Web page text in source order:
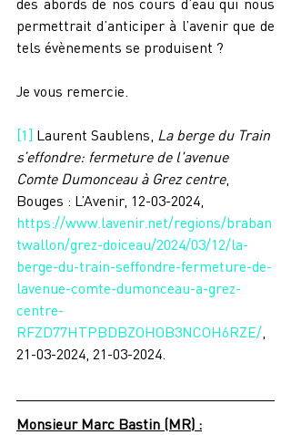
des abords de nos cours d’eau qui nous
permettrait d’anticiper à l’avenir que de
tels évènements se produisent ?
Je vous remercie.
[1] Laurent Saublens, La berge du Train
s’effondre: fermeture de l'avenue
Comte Dumonceau à Grez centre,
Bouges : L’Avenir, 12-03-2024,
https://www.lavenir.net/regions/braban
twallon/grez-doiceau/2024/03/12/la-
berge-du-train-seffondre-fermeture-de-
lavenue-comte-dumonceau-a-grez-
centre-
RFZD77HTPBDBZOHOB3NCOH6RZE/,
21-03-2024, 21-03-2024.
Monsieur Marc Bastin (MR) :